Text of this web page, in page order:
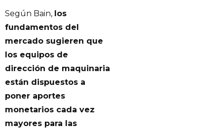
Según Bain, los
fundamentos del
mercado sugieren que
los equipos de
dirección de maquinaria
están dispuestos a
poner aportes
monetarios cada vez
mayores para las